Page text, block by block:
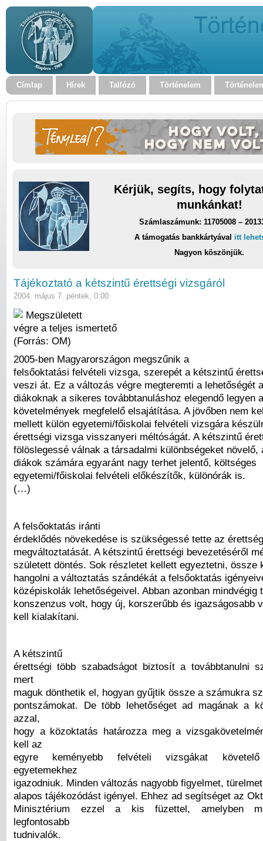
Címlap Hírek Tallózó Történelem
Kérjük, segíts, hogy
munkánkat!
Számlaszámunk: 11705008 –
A támogatás bankkártyával itt
Nagyon köszönjük.
Tájékoztató a kétszintű érettségi vizsgáról
2004. május 7. péntek, 0:00
Megszületett
végre a teljes ismertető
(Forrás: OM)
2005-ben Magyarországon megszűnik a
felsőoktatási felvételi vizsga, szerepét a kétszintű
veszi át. Ez a változás végre megteremti a lehetőségét
diákoknak a sikeres továbbtanuláshoz elegendő legyen
követelmények megfelelő elsajátítása. A jövőben nem
mellett külön egyetemi/főiskolai felvételi vizsgára
érettségi vizsga visszanyeri méltóságát. A kétszintű
fölöslegessé válnak a társadalmi különbségeket növelő,
diákok számára egyaránt nagy terhet jelentő, költséges
egyetemi/főiskolai felvételi előkészítők, különórák is.
(…)
A felsőoktatás iránti
érdeklődés növekedése is szükségessé tette az
megváltoztatását. A kétszintű érettségi bevezetéséről
született döntés. Sok részletet kellett egyeztetni, össze
hangolni a változtatás szándékát a felsőoktatás
középiskolák lehetőségeivel. Abban azonban mindvégig
konszenzus volt, hogy új, korszerűbb és igazságosabb
kell kialakítani.
A kétszintű
érettségi több szabadságot biztosít a továbbtanulni
mert
maguk dönthetik el, hogyan gyűjtik össze a számukra
pontszámokat. De több lehetőséget ad magának a
azzal,
hogy a közoktatás határozza meg a
kell az
egyre keményebb felvételi vizsgákat követelő
egyetemekhez
igazodniuk. Minden változás nagyobb figyelmet,
alapos tájékozódást igényel. Ehhez ad segítséget az
Minisztérium ezzel a kis füzettel, amelyben
legfontosabb
tudnivalók.